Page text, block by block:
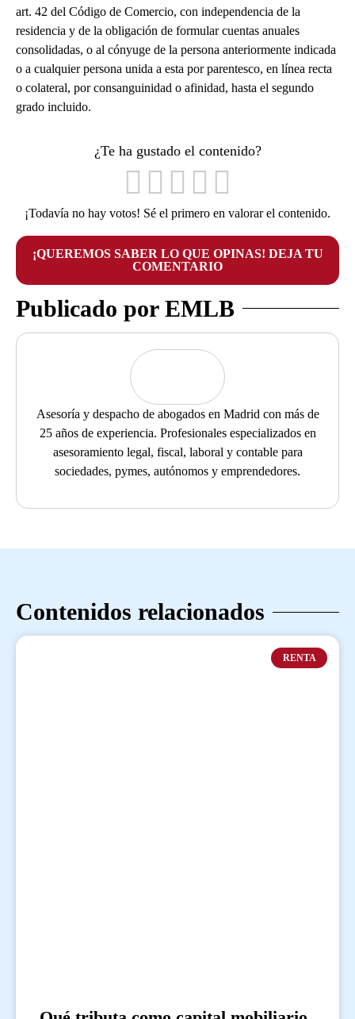
art. 42 del Código de Comercio, con independencia de la
residencia y de la obligación de formular cuentas anuales
consolidadas, o al cónyuge de la persona anteriormente indicada
o a cualquier persona unida a esta por parentesco, en línea recta
o colateral, por consanguinidad o afinidad, hasta el segundo
grado incluido.
¿Te ha gustado el contenido?
¡Todavía no hay votos! Sé el primero en valorar el contenido.
¡QUEREMOS SABER LO QUE OPINAS! DEJA TU
COMENTARIO
Publicado por EMLB
Asesoría y despacho de abogados en Madrid con más de
25 años de experiencia. Profesionales especializados en
asesoramiento legal, fiscal, laboral y contable para
sociedades, pymes, autónomos y emprendedores.
Contenidos relacionados
RENTA